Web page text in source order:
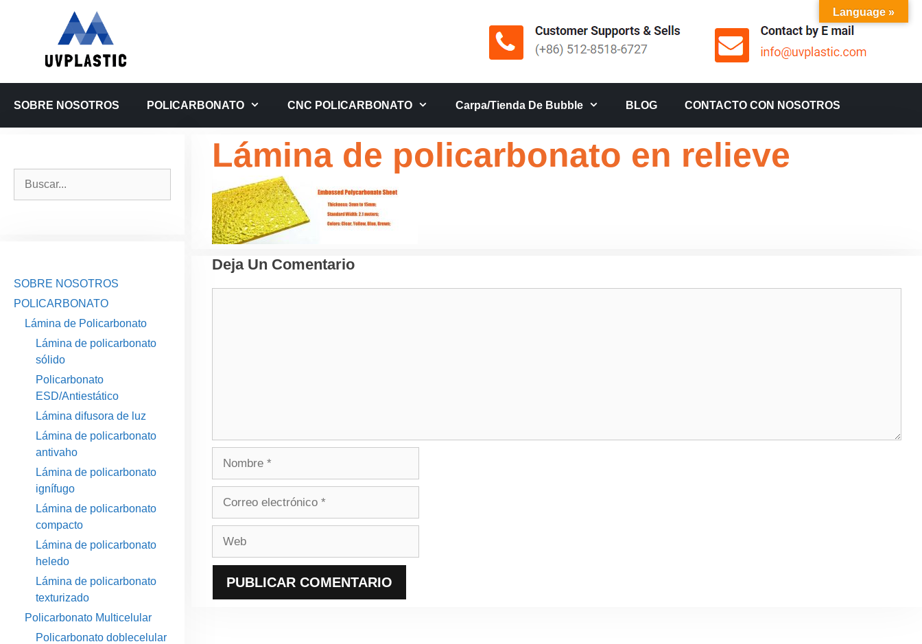
SOBRE NOSOTROS POLICARBONATO CNC POLICARBONATO Carpa/tienda De Bubble BLOG CONTACTO CON NOSOTROS
Lámina de policarbonato en relieve
Deja Un Comentario
SOBRE NOSOTROS
POLICARBONATO
Lámina de Policarbonato
Lámina de policarbonato
sólido
Policarbonato
ESD/Antiestático
Lámina difusora de luz
Lámina de policarbonato
antivaho
Lámina de policarbonato
ignífugo
Lámina de policarbonato
compacto
Lámina de policarbonato
heledo
Lámina de policarbonato
texturizado
Policarbonato Multicelular
Policarbonato doblecelular
Language »